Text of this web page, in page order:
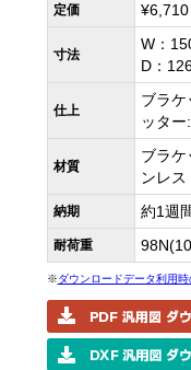
定価 ¥6,710
寸法
W：
D：
仕上
ブラ
ッター
材質
ブラ
ンレ
納期 約1週
耐荷重
※ダウンロードデータ利用